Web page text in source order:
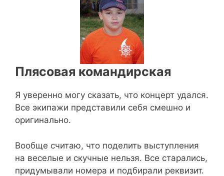
Плясовая командирская
Я уверенно могу сказать, что концерт удался.
Все экипажи представили себя смешно и
оригинально.
Вообще считаю, что поделить выступления
на веселые и скучные нельзя. Все старались,
придумывали номера и подбирали реквизит.